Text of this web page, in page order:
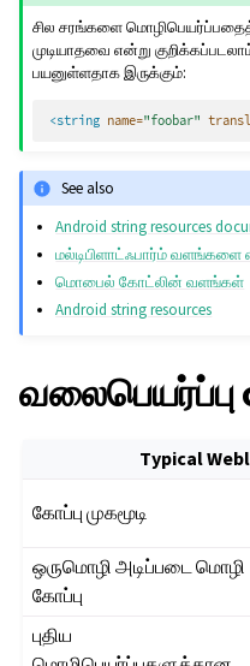
சில சரங்களை
முடியாதவை என்று
பயனுள்ளதாக இருக்கும்:
<string name="foobar"
See also
Android string resources
மல்டிபிளாட்ஃபார்ம் வளங்களை
மொபைல் கோட்லின் வளங்கள்
Android string resources
Typical
கோப்பு முகமூடி
ஒருமொழி அடிப்படை மொழி
கோப்பு
புதிய